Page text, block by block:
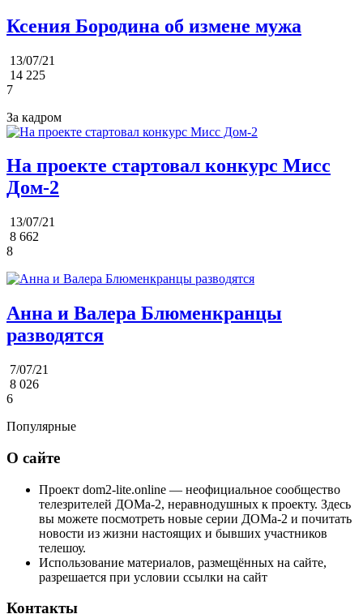
Ксения Бородина об измене мужа
13/07/21
14 225
7
За кадром
На проекте стартовал конкурс Мисс
Дом-2
13/07/21
8 662
8
Анна и Валера Блюменкранцы
разводятся
7/07/21
8 026
6
Популярные
О сайте
Проект dom2-lite.online — неофициальное сообщество
телезрителей ДОМа-2, неравнодушных к проекту. Здесь
вы можете посмотреть новые серии ДОМа-2 и почитать
новости из жизни настоящих и бывших участников
телешоу.
Использование материалов, размещённых на сайте,
разрешается при условии ссылки на сайт
Контакты